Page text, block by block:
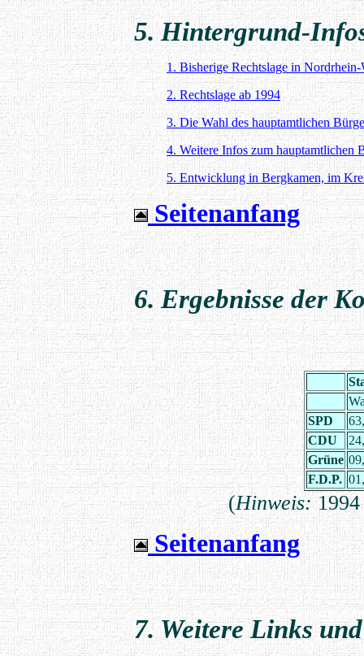
5. Hintergrund-
1. Bisherige Rechtslage in Nordrhein-
2. Rechtslage ab 1994
3. Die Wahl des hauptamtlichen
4. Weitere Infos zum hauptamtlichen
5. Entwicklung in Bergkamen, im
Seitenanfang
6. Ergebnisse der
SPD
CDU
Grüne
F.D.P.
(Hinweis: 1994
Seitenanfang
7. Weitere Links